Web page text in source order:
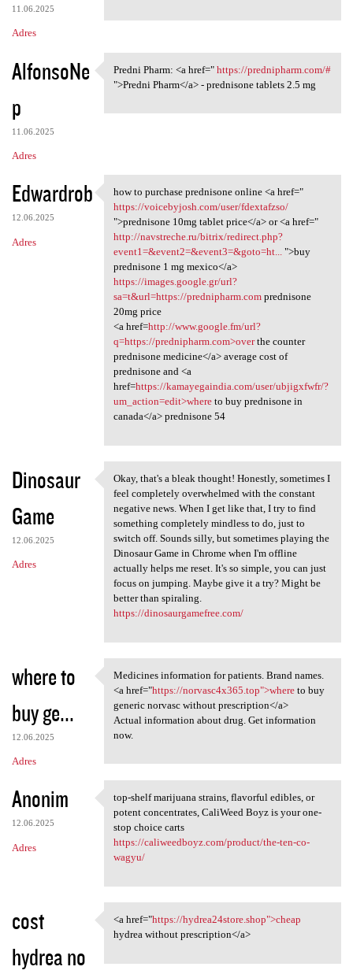
11.06.2025
Adres
AlfonsoNe
p
11.06.2025
Adres
Predni Pharm: <a href=" https
Predni Pharm: <a href=" https://prednipharm.com/#
">Predni Pharm</a> - prednisone tablets 2.5 mg
Edwardrob
12.06.2025
Adres
how to purchase prednisone
how to purchase prednisone online <a href="
https://voicebyjosh.com/user/fdextafzso/
">prednisone 10mg tablet price</a> or <a href="
http://navstreche.ru/bitrix/redirect.php?
event1=&event2=&event3=&goto=ht...">buy
prednisone 1 mg mexico</a>
https://images.google.gr/url?
sa=t&url=https://prednipharm.comprednisone
20mg price
<a href=http://www.google.fm/url?
q=https://prednipharm.com>overthe counter
prednisone medicine</a> average cost of
prednisone and <a
href=https://kamayegaindia.com/user/ubjigxfwfr/?
um_action=edit>whereto buy prednisone in
canada</a> prednisone 54
Dinosaur
Game
12.06.2025
Adres
Okay, that's a bleak thought!
Okay, that's a bleak thought! Honestly, sometimes I
feel completely overwhelmed with the constant
negative news. When I get like that, I try to find
something completely mindless to do, just to
switch off. Sounds silly, but sometimes playing the
Dinosaur Game in Chrome when I'm offline
actually helps me reset. It's so simple, you can just
focus on jumping. Maybe give it a try? Might be
better than spiraling.
https://dinosaurgamefree.com/
where to
buy ge...
12.06.2025
Adres
Medicines information for
Medicines information for patients. Brand names.
<a href="https://norvasc4x365.top">whereto buy
generic norvasc without prescription</a>
Actual information about drug. Get information
now.
Anonim
12.06.2025
Adres
top-shelf marijuana strains,
top-shelf marijuana strains, flavorful edibles, or
potent concentrates, CaliWeed Boyz is your one-
stop choice carts
https://caliweedboyz.com/product/the-ten-co-
wagyu/
cost
hydrea no
<a href="https:/
<a href="https://hydrea24store.shop">cheap
hydrea without prescription</a>